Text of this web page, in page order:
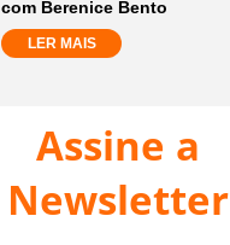
com Berenice Bento
LER MAIS
Assine a
Newsletter